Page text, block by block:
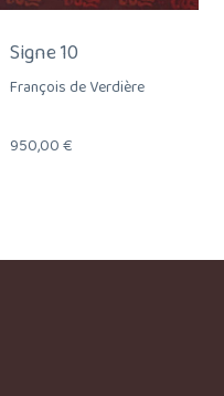
Signe 10
François de Verdière
950,00€